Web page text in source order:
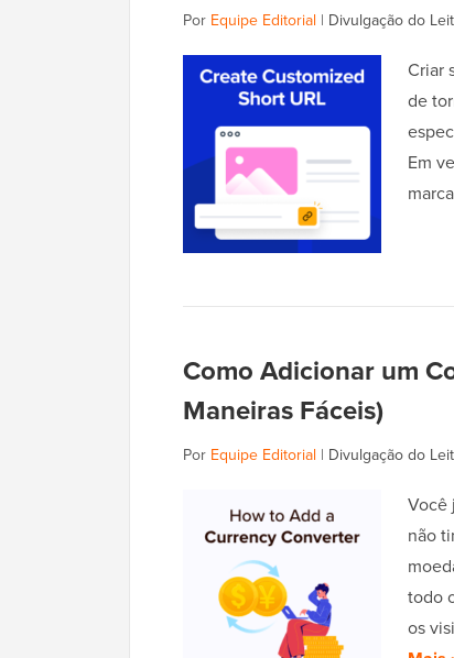
Por Equipe Editorial | Divulgação do
Criar
de
Em
Como Adicionar um
Maneiras Fáceis)
Por Equipe Editorial | Divulgação do
Você
não
todo
os